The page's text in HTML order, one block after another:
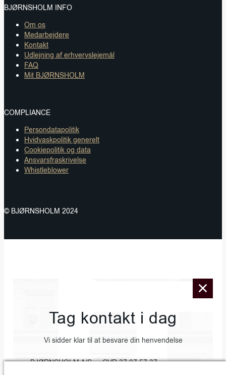
BJØRNSHOLM INFO
Om os
Medarbejdere
Kontakt
Udlejning af erhvervslejemål
FAQ
Mit BJØRNSHOLM
COMPLIANCE
Persondatapolitik
Hvidvaskpolitik generelt
Cookiepolitik og data
Ansvarsfraskrivelse
Whistleblower
© BJØRNSHOLM 2024
Tag kontakt i dag
Vi sidder klar til at besvare din henvendelse
BJØRNSHOLM A/S • CVR 37 97 57 37